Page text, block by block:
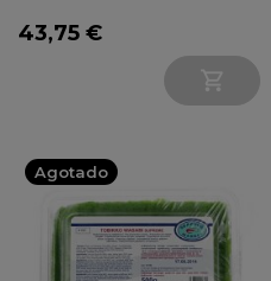
43,75 €

Agotado